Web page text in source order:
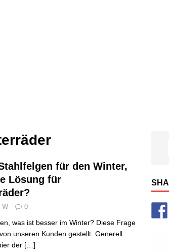
für den Winter,
Lösung für
W 0
was ist besser im Winter? Diese Frage
unseren Kunden gestellt. Generell
der […]